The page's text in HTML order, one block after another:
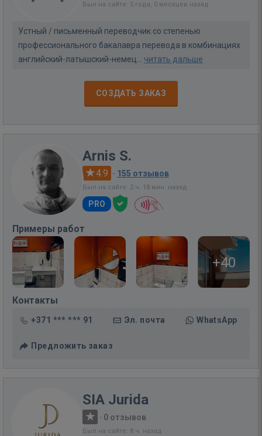
Был на сайте: 5 года, 0 месяцев назад
Устный / письменный переводчик со степенью
профессионального бакалавра перевода в комбинациях
английский-латышский-немец... читать дальше
СОЗДАТЬ ЗАКАЗ
Arnis S.
4.9 · 155 отзывов
Был на сайте: 2 ч. 18 мин. назад
PRO
Примеры работ
+40
Контакты
+371 *** *** 91 Эл. почта WhatsApp
Предложить заказ
SIA Jurida
· 0 отзывов
Был на сайте: 8 ч. назад